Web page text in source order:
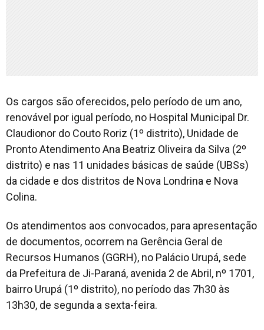
Os cargos são oferecidos, pelo período de um ano,
renovável por igual período, no Hospital Municipal Dr.
Claudionor do Couto Roriz (1º distrito), Unidade de
Pronto Atendimento Ana Beatriz Oliveira da Silva (2º
distrito) e nas 11 unidades básicas de saúde (UBSs)
da cidade e dos distritos de Nova Londrina e Nova
Colina.
Os atendimentos aos convocados, para apresentação
de documentos, ocorrem na Gerência Geral de
Recursos Humanos (GGRH), no Palácio Urupá, sede
da Prefeitura de Ji-Paraná, avenida 2 de Abril, nº 1701,
bairro Urupá (1º distrito), no período das 7h30 às
13h30, de segunda a sexta-feira.